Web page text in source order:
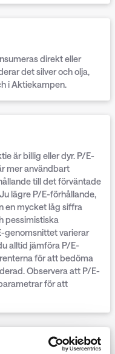
direkt eller
det silver och olja,
iAktiekampen.
är billig eller dyr. P/E-
mer användbart
till det förväntade
lägre P/E-förhållande,
en mycket låg siffra
pessimistiska
genomsnittet varierar
alltid jämföra P/E-
för att bedöma
Observera att P/E-
för att